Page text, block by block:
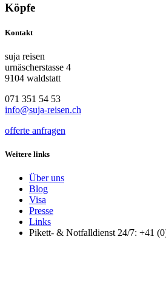
Köpfe
Kontakt
suja reisen
urnäscherstasse 4
9104 waldstatt
071 351 54 53
info@suja-reisen.ch
offerte anfragen
Weitere links
Über uns
Blog
Visa
Presse
Links
Pikett- & Notfalldienst 24/7: +41